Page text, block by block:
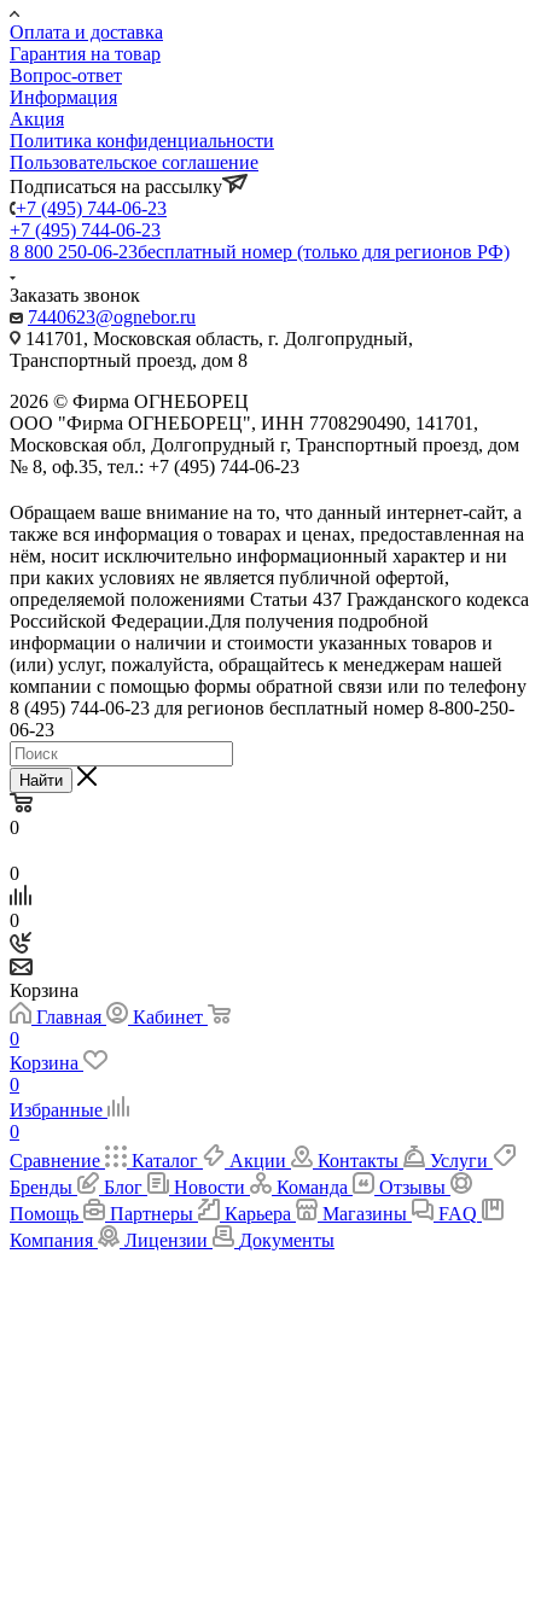
Оплата и доставка
Гарантия на товар
Вопрос-ответ
Информация
Акция
Политика конфиденциальности
Пользовательское соглашение
Подписаться на рассылку
+7 (495) 744-06-23
+7 (495) 744-06-23
8 800 250-06-23бесплатный номер (только для регионов РФ)
Заказать звонок
7440623@ognebor.ru
141701, Московская область, г. Долгопрудный,
Транспортный проезд, дом 8
2026 © Фирма ОГНЕБОРЕЦ
ООО "Фирма ОГНЕБОРЕЦ", ИНН 7708290490, 141701,
Московская обл, Долгопрудный г, Транспортный проезд, дом
№ 8, оф.35, тел.: +7 (495) 744-06-23
Обращаем ваше внимание на то, что данный интернет-сайт, а
также вся информация о товарах и ценах, предоставленная на
нём, носит исключительно информационный характер и ни
при каких условиях не является публичной офертой,
определяемой положениями Статьи 437 Гражданского кодекса
Российской Федерации.Для получения подробной
информации о наличии и стоимости указанных товаров и
(или) услуг, пожалуйста, обращайтесь к менеджерам нашей
компании с помощью формы обратной связи или по телефону
8 (495) 744-06-23 для регионов бесплатный номер 8-800-250-
06-23
Найти
0
0
0
Корзина
Главная
Кабинет
0
Корзина
0
Избранные
0
Сравнение
Каталог Акции Контакты
Услуги
Бренды
Блог Новости Команда
Отзывы
Помощь
Партнеры Карьера Магазины
FAQ
Компания
Лицензии Документы